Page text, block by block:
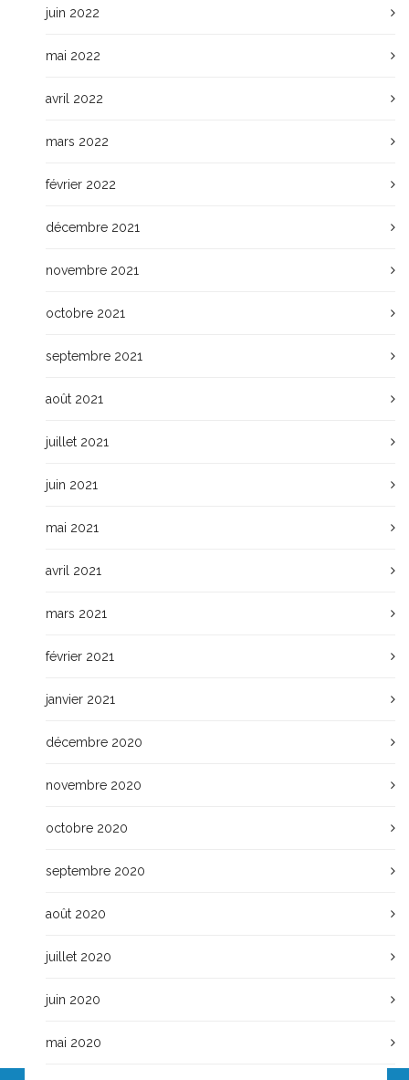
juin 2022
mai 2022
avril 2022
mars 2022
février 2022
décembre 2021
novembre 2021
octobre 2021
septembre 2021
août 2021
juillet 2021
juin 2021
mai 2021
avril 2021
mars 2021
février 2021
janvier 2021
décembre 2020
novembre 2020
octobre 2020
septembre 2020
août 2020
juillet 2020
juin 2020
mai 2020